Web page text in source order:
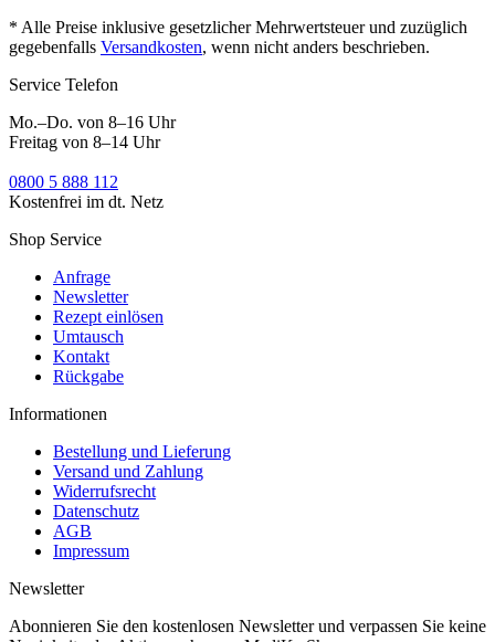
* Alle Preise inklusive gesetzlicher Mehrwertsteuer und zuzüglich
gegebenfalls Versandkosten, wenn nicht anders beschrieben.
Service Telefon
Mo.–Do. von 8–16 Uhr
Freitag von 8–14 Uhr
0800 5 888 112
Kostenfrei im dt. Netz
Shop Service
Anfrage
Newsletter
Rezept einlösen
Umtausch
Kontakt
Rückgabe
Informationen
Bestellung und Lieferung
Versand und Zahlung
Widerrufsrecht
Datenschutz
AGB
Impressum
Newsletter
Abonnieren Sie den kostenlosen Newsletter und verpassen Sie keine